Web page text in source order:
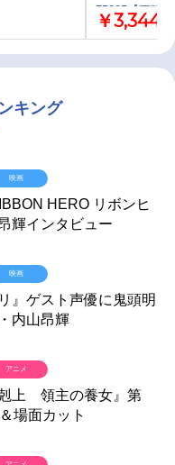
75805【再販】
￥3,344
キング
HERO リボンヒ
輝インタビュー
映画
』ゲスト声優に鬼頭明
内山昂輝
映画
剋上 領主の養女』第
場面カット
アニメ